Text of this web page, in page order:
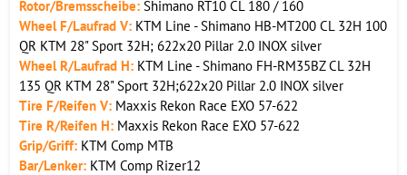
Rotor/Bremsscheibe: Shimano RT10 CL 180 / 160
Wheel F/Laufrad V: KTM Line - Shimano HB-MT200 CL 32H 100
QR KTM 28" Sport 32H; 622x20 Pillar 2.0 INOX silver
Wheel R/Laufrad H: KTM Line - Shimano FH-RM35BZ CL 32H
135 QR KTM 28" Sport 32H;622x20 Pillar 2.0 INOX silver
Tire F/Reifen V: Maxxis Rekon Race EXO 57-622
Tire R/Reifen H: Maxxis Rekon Race EXO 57-622
Grip/Griff: KTM Comp MTB
Bar/Lenker: KTM Comp Rizer12